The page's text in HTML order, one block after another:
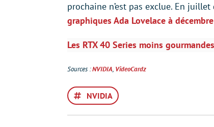
prochaine n’est pas exclue. En
graphiques Ada Lovelace à
Les RTX 40 Series moins
Sources :NVIDIA, VideoCardz
NVIDIA